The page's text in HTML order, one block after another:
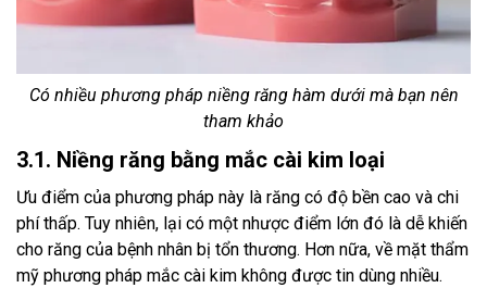
Có nhiều phương pháp niềng răng hàm dưới mà bạn nên
tham khảo
3.1. Niềng răng bằng mắc cài kim loại
Ưu điểm của phương pháp này là răng có độ bền cao và chi
phí thấp. Tuy nhiên, lại có một nhược điểm lớn đó là dễ khiến
cho răng của bệnh nhân bị tổn thương. Hơn nữa, về mặt thẩm
mỹ phương pháp mắc cài kim không được tin dùng nhiều.